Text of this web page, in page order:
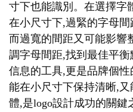
寸下也能識別。在選擇字
在小尺寸下,過緊的字母
而過寬的間距又可能影響
調字母間距,找到最佳平
信息的工具,更是品牌個
能在小尺寸下保持清晰,
體,是logo設計成功的關鍵